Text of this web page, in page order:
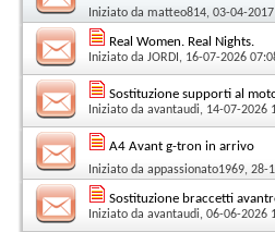
Iniziato da matteo814, 03-04-
Real Women. Real Nights.
Iniziato da JORDI , 16-07-2026
Sostituzione supporti al
Iniziato da avantaudi, 14-07-2026
A4 Avant g-tron in arrivo
Iniziato da appassionato1969, 28-
Sostituzione braccetti
Iniziato da avantaudi, 06-06-2026